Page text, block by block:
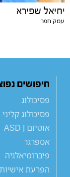
יחיאל שפירא
עמק חפר
חיפושים
פסיכולוג
פסיכולוג קליני
אוטיזם | ASD
אספרגר
פיברומיאלגיה
הפרעת